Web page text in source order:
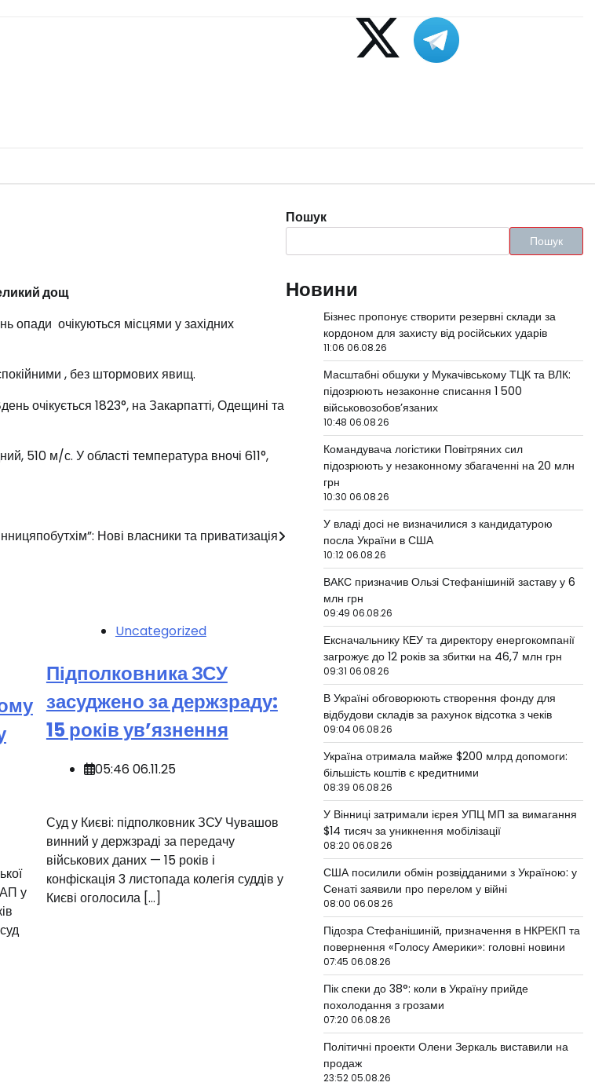
дощ
опади очікуються місцями у західних
, без штормових явищ.
очікується 1823°, на Закарпатті, Одещині та
510 м/с. У області температура вночі 611°,
Нові власники та приватизація
у
Uncategorized
Підполковника ЗСУ
засуджено за держзраду:
15 років ув’язнення
05:46 06.11.25
️Суд у Києві: підполковник ЗСУ Чувашов
винний у держзраді за передачу
військових даних — 15 років і
конфіскація 3 листопада колегія суддів у
Києві оголосила […]
Пошук
Пошук
Новини
Бізнес пропонує створити резервні склади за
кордоном для захисту від російських ударів
11:06 06.08.26
Масштабні обшуки у Мукачівському ТЦК та ВЛК:
підозрюють незаконне списання 1 500
військовозобов’язаних
10:48 06.08.26
Командувача логістики Повітряних сил
підозрюють у незаконному збагаченні на 20 млн
грн
10:30 06.08.26
У владі досі не визначилися з кандидатурою
посла України в США
10:12 06.08.26
ВАКС призначив Ользі Стефанішиній заставу у 6
млн грн
09:49 06.08.26
Ексначальнику КЕУ та директору енергокомпанії
загрожує до 12 років за збитки на 46,7 млн грн
09:31 06.08.26
В Україні обговорюють створення фонду для
відбудови складів за рахунок відсотка з чеків
09:04 06.08.26
Україна отримала майже $200 млрд допомоги:
більшість коштів є кредитними
08:39 06.08.26
У Вінниці затримали ієрея УПЦ МП за вимагання
$14 тисяч за уникнення мобілізації
08:20 06.08.26
США посилили обмін розвідданими з Україною: у
Сенаті заявили про перелом у війні
08:00 06.08.26
Підозра Стефанішиній, призначення в НКРЕКП та
повернення «Голосу Америки»: головні новини
07:45 06.08.26
Пік спеки до 38°: коли в Україну прийде
похолодання з грозами
07:20 06.08.26
Політичні проекти Олени Зеркаль виставили на
продаж
23:52 05.08.26